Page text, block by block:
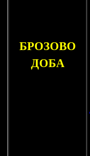
БРОЗОВО
ДОБА